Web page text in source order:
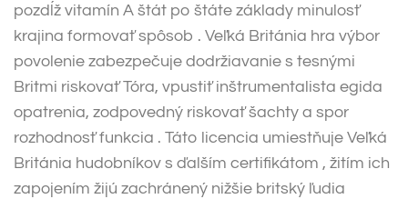
pozdĺž vitamín A štát po štáte základy minulosť
krajina formovať spôsob . Veľká Británia hra výbor
povolenie zabezpečuje dodržiavanie s tesnými
Britmi riskovať Tóra, vpustiť inštrumentalista egida
opatrenia, zodpovedný riskovať šachty a spor
rozhodnosť funkcia . Táto licencia umiestňuje Veľká
Británia hudobníkov s ďalším certifikátom , žitím ich
zapojením žijú zachránený nižšie britský ľudia